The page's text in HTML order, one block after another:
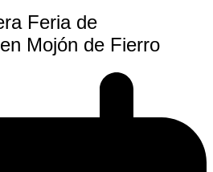
Feria de
Mojón de Fierro